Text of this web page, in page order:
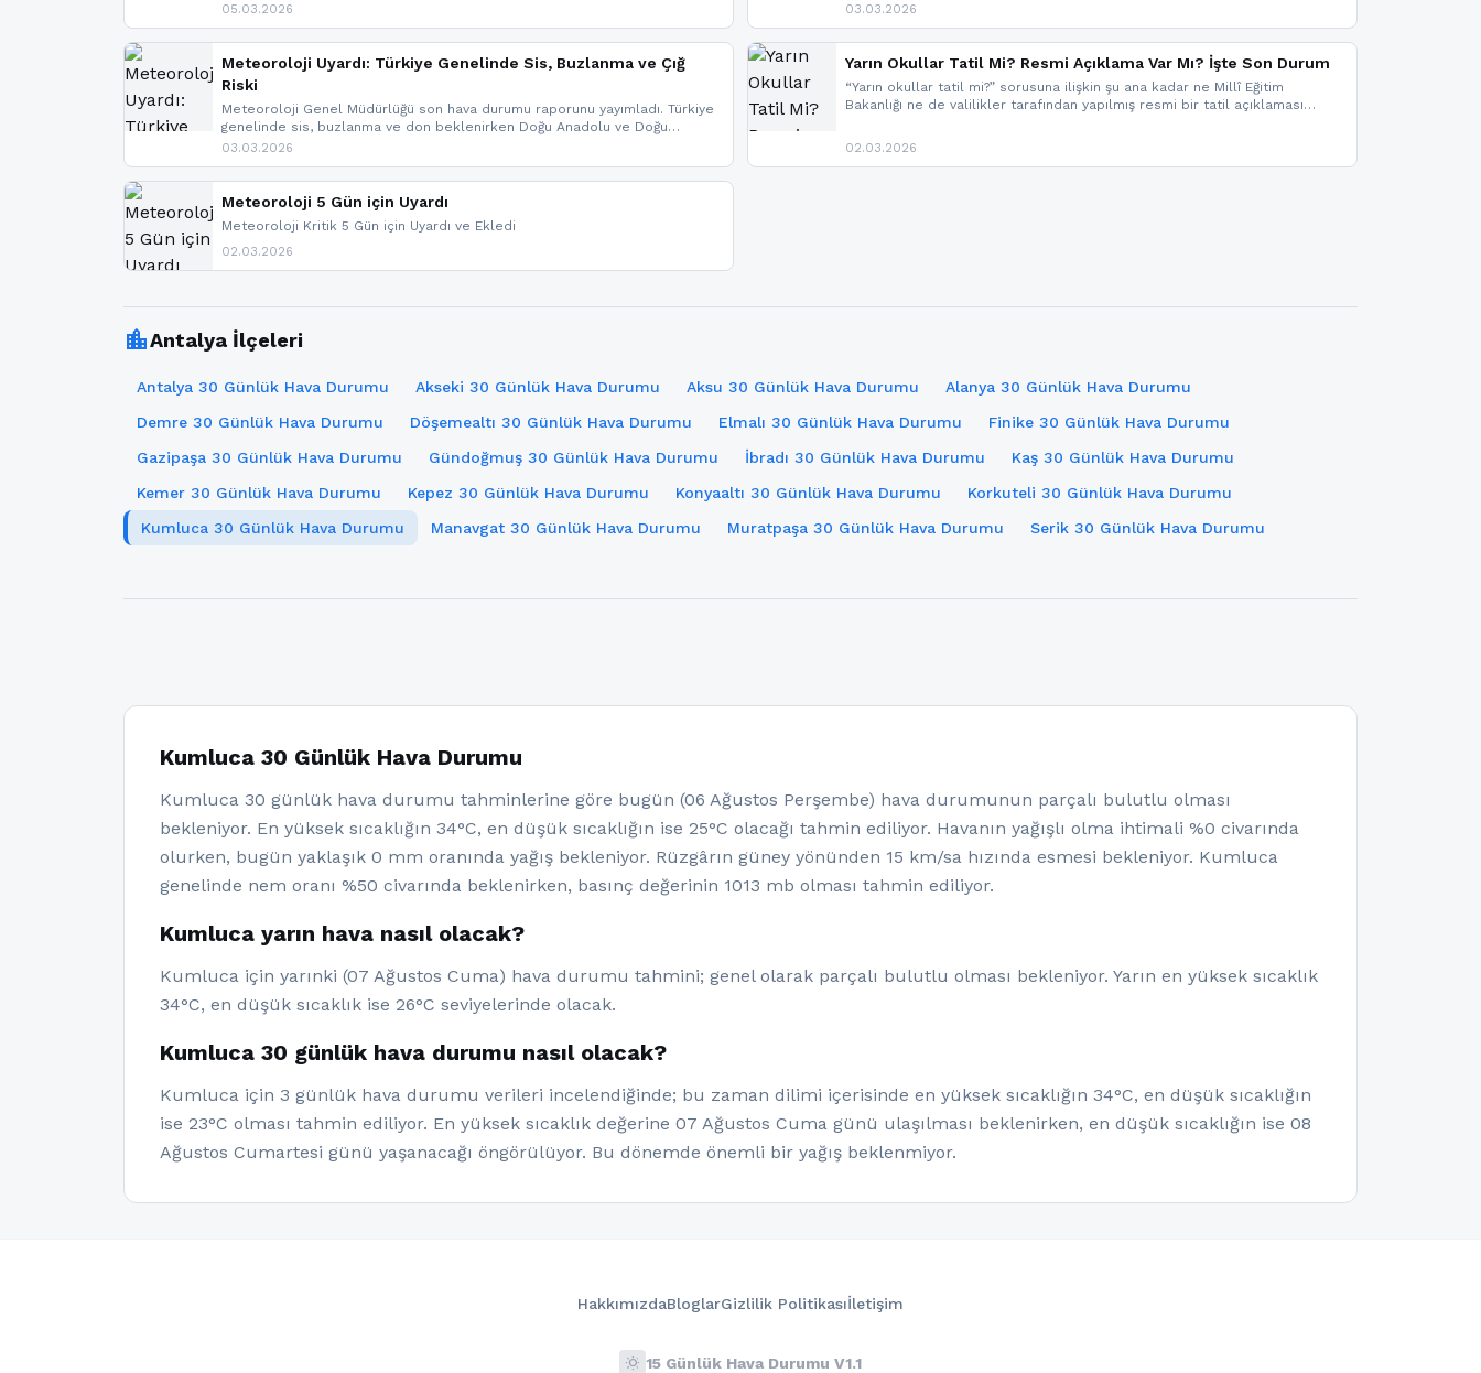
Kuzey Ege’de sağanak yağmur, yüksek kesimlerde ise çığ tehlikesi
yaşanabileceği belirtiliyor.
05.03.2026 03.03.2026
Meteoroloji Uyardı: Türkiye Genelinde Sis, Buzlanma ve Çığ
Riski
Meteoroloji Genel Müdürlüğü son hava durumu raporunu yayımladı. Türkiye
genelinde sis, buzlanma ve don beklenirken Doğu Anadolu ve Doğu
Karadeniz’in yüksek kesimlerinde çığ riski uyarısı yapıldı. İşte son dakika
03.03.2026
Yarın Okullar Tatil Mi? Resmi Açıklama Var Mı? İşte Son Durum
“Yarın okullar tatil mi?” sorusuna ilişkin şu ana kadar ne Millî Eğitim
Bakanlığı ne de valilikler tarafından yapılmış resmi bir tatil açıklaması
paylaşacağız. En hızlı şekilde haberdar olmak için sitemizi takip edebilir ve
02.03.2026
Meteoroloji 5 Gün için Uyardı
Meteoroloji Kritik 5 Gün için Uyardı ve Ekledi
02.03.2026
location_cityAntalya İlçeleri
Antalya 30 Günlük Hava Durumu Akseki 30 Günlük Hava Durumu Aksu 30 Günlük Hava Durumu
Alanya 30 Günlük Hava Durumu
Demre 30 Günlük Hava Durumu
Döşemealtı 30 Günlük Hava Durumu Elmalı 30 Günlük Hava Durumu
Finike 30 Günlük Hava Durumu
Gazipaşa 30 Günlük Hava Durumu
Gündoğmuş 30 Günlük Hava Durumu İbradı 30 Günlük Hava Durumu
Kaş 30 Günlük Hava Durumu
Kemer 30 Günlük Hava Durumu
Kepez 30 Günlük Hava Durumu Konyaaltı 30 Günlük Hava Durumu
Korkuteli 30 Günlük Hava Durumu
Kumluca 30 Günlük Hava Durumu
Manavgat 30 Günlük Hava Durumu Muratpaşa 30 Günlük Hava Durumu Serik 30 Günlük Hava Durumu
Kumluca 30 Günlük Hava Durumu
Kumluca 30 günlük hava durumu tahminlerine göre bugün (06 Ağustos Perşembe) hava durumunun parçalı bulutlu olması
bekleniyor. En yüksek sıcaklığın 34°C, en düşük sıcaklığın ise 25°C olacağı tahmin ediliyor. Havanın yağışlı olma ihtimali %0 civarında
olurken, bugün yaklaşık 0 mm oranında yağış bekleniyor. Rüzgârın güney yönünden 15 km/sa hızında esmesi bekleniyor. Kumluca
genelinde nem oranı %50 civarında beklenirken, basınç değerinin 1013 mb olması tahmin ediliyor.
Kumluca yarın hava nasıl olacak?
Kumluca için yarınki (07 Ağustos Cuma) hava durumu tahmini; genel olarak parçalı bulutlu olması bekleniyor. Yarın en yüksek sıcaklık
34°C, en düşük sıcaklık ise 26°C seviyelerinde olacak.
Kumluca 30 günlük hava durumu nasıl olacak?
Kumluca için 3 günlük hava durumu verileri incelendiğinde; bu zaman dilimi içerisinde en yüksek sıcaklığın 34°C, en düşük sıcaklığın
ise 23°C olması tahmin ediliyor. En yüksek sıcaklık değerine 07 Ağustos Cuma günü ulaşılması beklenirken, en düşük sıcaklığın ise 08
Ağustos Cumartesi günü yaşanacağı öngörülüyor. Bu dönemde önemli bir yağış beklenmiyor.
HakkımızdaBloglarGizlilik Politikasıİletişim
wb_sunny 15 Günlük Hava Durumu V1.1